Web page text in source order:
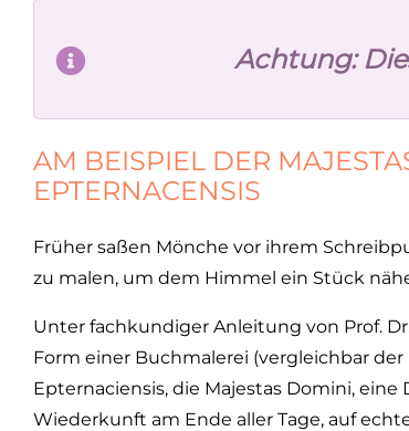
Achtung:
AM BEISPIEL DER
EPTERNACENSIS
Früher saßen Mönche vor ihrem
zu malen, um dem Himmel ein Stück
Unter fachkundiger Anleitung von Prof.
Form einer Buchmalerei (vergleichbar
Epternaciensis, die Majestas Domini,
Wiederkunft am Ende aller Tage, auf